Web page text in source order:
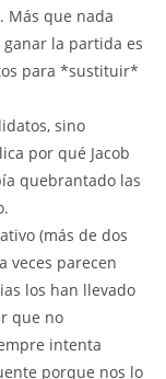
Más que nada
la partida es
para *sustituir*
sino
por qué Jacob
quebrantado las
(más de dos
veces parecen
los han llevado
que no
intenta
porque nos lo